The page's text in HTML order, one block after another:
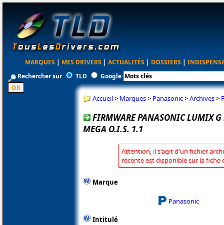
MARQUES | MES DRIVERS | ACTUALITÉS | DOSSIERS |
Rechercher sur
TLD Google
Accueil> Marques> Panasonic>Archives>
FIRMWARE PANASONIC LUMIX
MEGA O.I.S. 1.1
Attention, il s'agit d'un fichier
récente est disponible sur la fiche
Marque
Panasonic
Intitulé